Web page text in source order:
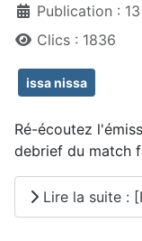
Publication :
Clics : 1836
issa nissa
Ré-écoutez
debrief du match
Lire la suite :